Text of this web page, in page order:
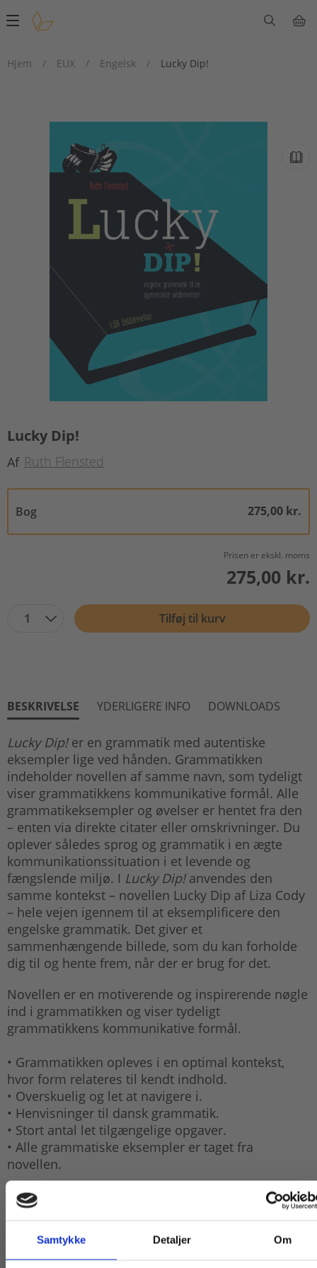
Samtykke Detaljer Om
Main
Hjem
/ EUX / Engelsk / Lucky Dip!
Lucky Dip!
Af Ruth Flensted
Bog 275,00 kr.
Prisen er ekskl. moms
275,00 kr.
1 Tilføj til kurv
BESKRIVELSE YDERLIGERE INFO DOWNLOADS
Lucky Dip!er en grammatik med autentiske
eksempler lige ved hånden. Grammatikken
indeholder novellen af samme navn, som tydeligt
viser grammatikkens kommunikative formål. Alle
grammatikeksempler og øvelser er hentet fra den
– enten via direkte citater eller omskrivninger. Du
oplever således sprog og grammatik i en ægte
kommunikationssituation i et levende og
fængslende miljø. I Lucky Dip!anvendes den
samme kontekst – novellen Lucky Dip af Liza Cody
– hele vejen igennem til at eksemplificere den
engelske grammatik. Det giver et
sammenhængende billede, som du kan forholde
dig til og hente frem, når der er brug for det.
Novellen er en motiverende og inspirerende nøgle
ind i grammatikken og viser tydeligt
grammatikkens kommunikative formål.
• Grammatikken opleves i en optimal kontekst,
hvor form relateres til kendt indhold.
• Overskuelig og let at navigere i.
• Henvisninger til dansk grammatik.
• Stort antal let tilgængelige opgaver.
• Alle grammatiske eksempler er taget fra
novellen.
Lucky Dip! fungerer både som eneste grammatik
og til repetition i 3.g.